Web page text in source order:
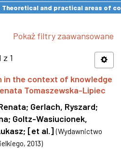
Theoretical and practical areas of
Pokaż filtry zaawansowane
1
in the context of knowledge
Tomaszewska-Lipiec
; Gerlach, Ryszard;
; Goltz-Wasiucionek,
; [et al.] (Wydawnictwo
, 2013)